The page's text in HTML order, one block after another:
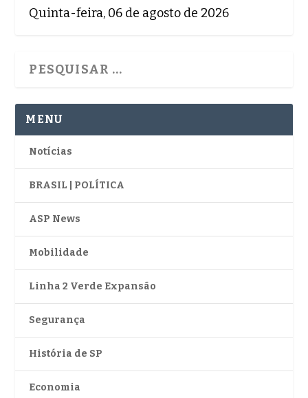
Quinta-feira, 06 de agosto de 2026
MENU
Notícias
BRASIL | POLÍTICA
ASP News
Mobilidade
Linha 2 Verde Expansão
Segurança
História de SP
Economia